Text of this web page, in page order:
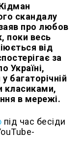
скандалу
про любов
поки весь
від
за
Україні,
багаторічній
класиками,
в мережі.
під час бесіди